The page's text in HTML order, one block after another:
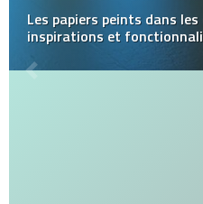
Les papiers peints dans
inspirations et